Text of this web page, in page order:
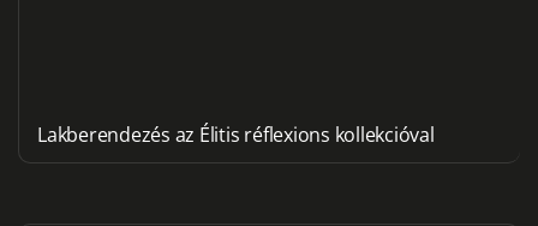
Lakberendezés az Élitis réflexions kollekcióval